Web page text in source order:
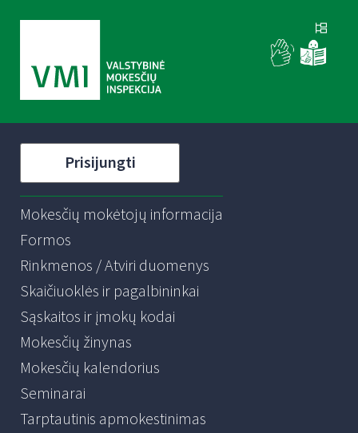
Prisijungti
Mokesčių mokėtojų informacija
Formos
Rinkmenos / Atviri duomenys
Skaičiuoklės ir pagalbininkai
Sąskaitos ir įmokų kodai
Mokesčių žinynas
Mokesčių kalendorius
Seminarai
Tarptautinis apmokestinimas